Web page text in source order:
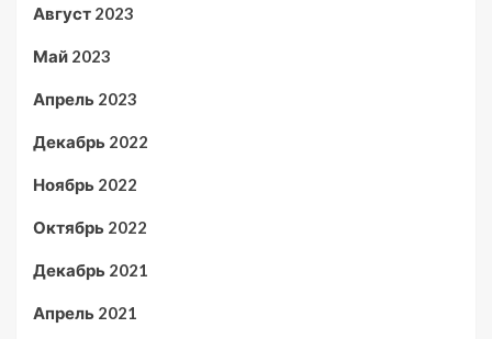
Август 2023
Май 2023
Апрель 2023
Декабрь 2022
Ноябрь 2022
Октябрь 2022
Декабрь 2021
Апрель 2021